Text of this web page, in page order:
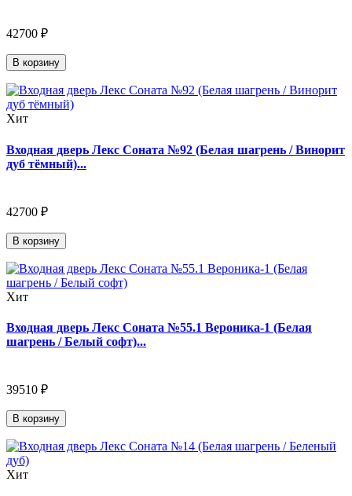
42700 ₽
В корзину
Хит
Входная дверь Лекс Соната №92 (Белая шагрень / Винорит
дуб тёмный)...
42700 ₽
В корзину
Хит
Входная дверь Лекс Соната №55.1 Вероника-1 (Белая
шагрень / Белый софт)...
39510 ₽
В корзину
Хит